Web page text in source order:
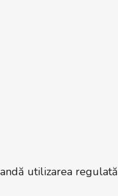
utilizarea regulată